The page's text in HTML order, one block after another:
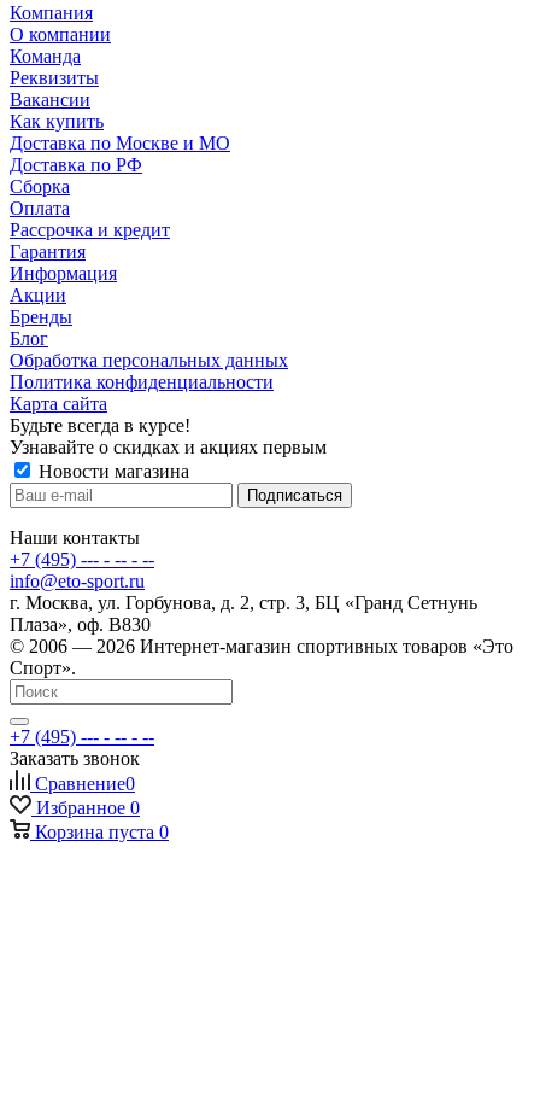
Компания
О компании
Команда
Реквизиты
Вакансии
Как купить
Доставка по Москве и МО
Доставка по РФ
Сборка
Оплата
Рассрочка и кредит
Гарантия
Информация
Акции
Бренды
Блог
Обработка персональных данных
Политика конфиденциальности
Карта сайта
Будьте всегда в курсе!
Узнавайте о скидках и акциях первым
Новости магазина
Наши контакты
+7 (495) --- - -- - --
info@eto-sport.ru
г. Москва, ул. Горбунова, д. 2, стр. 3, БЦ «Гранд Сетнунь
Плаза», оф. В830
© 2006 — 2026 Интернет-магазин спортивных товаров «Это
Спорт».
+7 (495) --- - -- - --
Заказать звонок
Сравнение0
Избранное 0
Корзина пуста 0